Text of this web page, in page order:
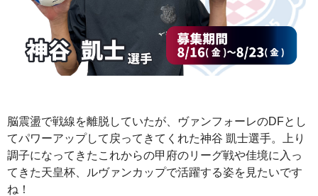
脳震盪で戦線を離脱していたが、ヴァンフォーレのDFとし
てパワーアップして戻ってきてくれた神谷 凱士選手。上り
調子になってきたこれからの甲府のリーグ戦や佳境に入っ
てきた天皇杯、ルヴァンカップで活躍する姿を見たいです
ね！